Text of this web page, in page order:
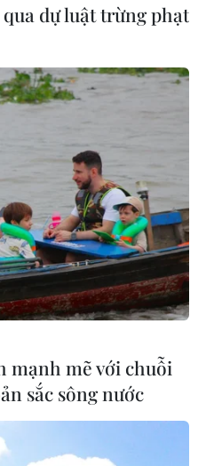
dự luật trừng phạt
mạnh mẽ với chuỗi
sắc sông nước